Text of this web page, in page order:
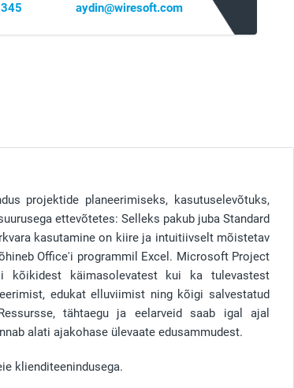
aydin@wiresoft.com
projektide planeerimiseks, kasutuselevõtuks,
ettevõtetes: Selleks pakub juba Standard
kasutamine on kiire ja intuitiivselt mõistetav
Office'i programmil Excel. Microsoft Project
kõikidest käimasolevatest kui ka tulevastest
edukat elluviimist ning kõigi salvestatud
tähtaegu ja eelarveid saab igal ajal
alati ajakohase ülevaate edusammudest.
klienditeenindusega.